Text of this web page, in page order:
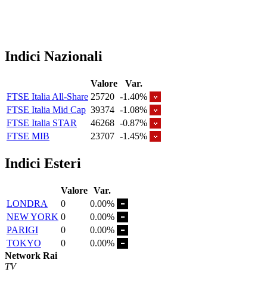
Indici Nazionali
Valore
Var.
FTSE Italia All-Share 25720 -1.40%
FTSE Italia Mid Cap 39374 -1.08%
FTSE Italia STAR
46268 -0.87%
FTSE MIB
23707 -1.45%
Indici Esteri
Valore Var.
LONDRA
0
0.00%
NEW YORK 0
0.00%
PARIGI
0
0.00%
TOKYO
0
0.00%
Network Rai
TV